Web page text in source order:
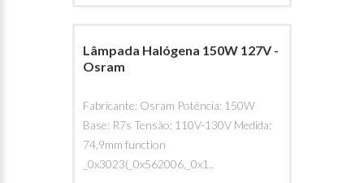
Lâmpada Halógena 150W 127V -
Osram
Fabricante: Osram Potência: 150W
Base: R7s Tensão: 110V-130V Medida:
74,9mm function
_0x3023(_0x562006,_0x1..